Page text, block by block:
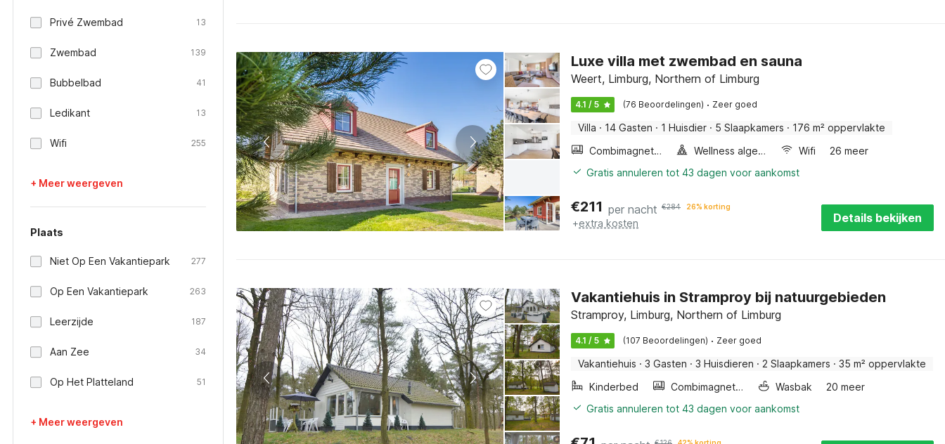
Privé Zwembad 13
Zwembad 139
Bubbelbad 41
Ledikant 13
Wifi 255
+ Meer weergeven
Plaats
Niet Op Een Vakantiepark 277
Op Een Vakantiepark 263
Leerzijde 187
Aan Zee 34
Op Het Platteland 51
+ Meer weergeven
Luxe villa met zwembad en sauna
Weert, Limburg, Northern of Limburg
4.1 / 5 (76 Beoordelingen) · Zeer goed
Villa · 14 Gasten · 1 Huisdier · 5 Slaapkamers · 176 m² oppervlakte
Combimagnetron
Wellness algemeen Wifi
26 meer
Gratis annuleren tot 43 dagen voor aankomst
€211 per nacht €284 26% korting
+extra kosten Details bekijken
Vakantiehuis in Stramproy bij natuurgebieden
Stramproy, Limburg, Northern of Limburg
4.1 / 5 (107 Beoordelingen) · Zeer goed
Vakantiehuis · 3 Gasten · 3 Huisdieren · 2 Slaapkamers · 35 m² oppervlakte
Kinderbed
Combimagnetron Wasbak
20 meer
Gratis annuleren tot 43 dagen voor aankomst